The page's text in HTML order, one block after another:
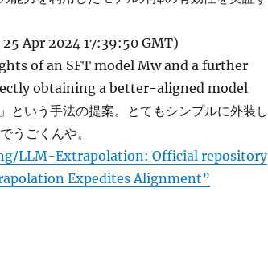
Apr 2024 17:39:50 GMT)
of an SFT model Mw and a further
obtaining a better-aligned model
う手法の提案。とてもシンプルに外装し
うごくんや。
LLM-Extrapolation: Official repository
Expedites Alignment”